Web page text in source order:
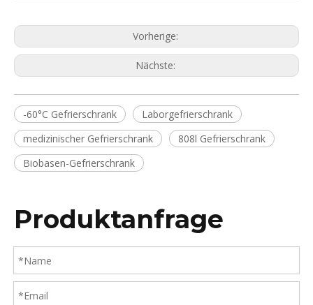
Vorherige:
Nächste:
-60°C Gefrierschrank
Laborgefrierschrank
medizinischer Gefrierschrank
808l Gefrierschrank
Biobasen-Gefrierschrank
Produktanfrage